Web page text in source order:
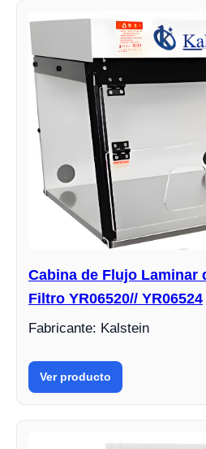
Cabina de Flujo Laminar
Filtro YR06520// YR06524
Fabricante: Kalstein
Ver producto